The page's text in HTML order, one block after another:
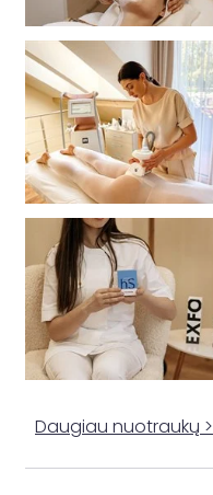
Daugiau nuotraukų >